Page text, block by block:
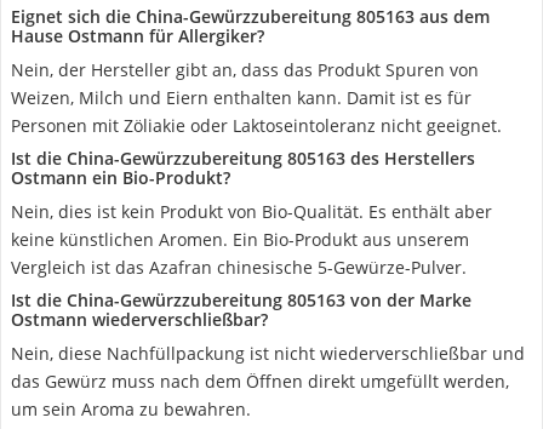
Eignet sich die China-Gewürzzubereitung 805163 aus dem
Hause Ostmann für Allergiker?
Nein, der Hersteller gibt an, dass das Produkt Spuren von
Weizen, Milch und Eiern enthalten kann. Damit ist es für
Personen mit Zöliakie oder Laktoseintoleranz nicht geeignet.
Ist die China-Gewürzzubereitung 805163 des Herstellers
Ostmann ein Bio-Produkt?
Nein, dies ist kein Produkt von Bio-Qualität. Es enthält aber
keine künstlichen Aromen. Ein Bio-Produkt aus unserem
Vergleich ist das Azafran chinesische 5-Gewürze-Pulver.
Ist die China-Gewürzzubereitung 805163 von der Marke
Ostmann wiederverschließbar?
Nein, diese Nachfüllpackung ist nicht wiederverschließbar und
das Gewürz muss nach dem Öffnen direkt umgefüllt werden,
um sein Aroma zu bewahren.